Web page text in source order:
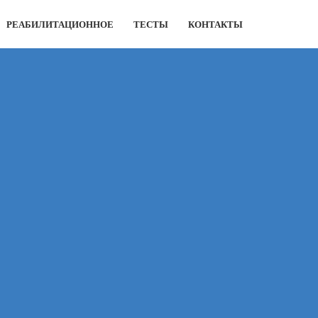
РЕАБИЛИТАЦИОННОЕ ТЕСТЫ КОНТАКТЫ